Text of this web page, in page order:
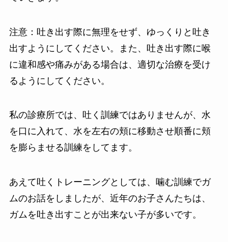
注意：吐き出す際に無理をせず、ゆっくりと吐き
出すようにしてください。また、吐き出す際に喉
に違和感や痛みがある場合は、適切な治療を受け
るようにしてください。
私の診療所では、吐く訓練ではありませんが、水
を口に入れて、水を左右の頬に移動させ順番に頬
を膨らませる訓練をしてます。
あえて吐くトレーニングとしては、噛む訓練でガ
ムのお話をしましたが、近年のお子さんたちは、
ガムを吐き出すことが出来ない子が多いです。